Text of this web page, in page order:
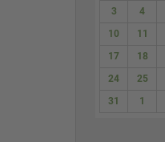
27
28
3
4
10
11
17
18
24
25